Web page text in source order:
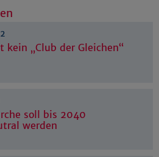
kein „Club der Gleichen“
soll bis 2040
werden